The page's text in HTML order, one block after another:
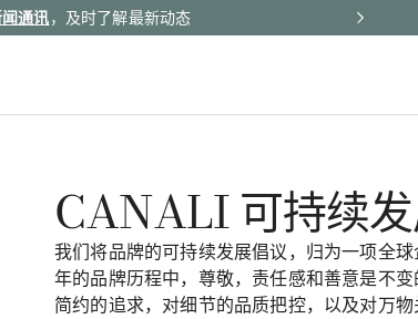
通讯，及时了解最新动态
CANALI ​可持续
我们将品牌的可持续发展倡议，归为一项全
年的品牌历程中，尊敬，责任感和善意是不
简约的追求，对细节的品质把控，以及对万物